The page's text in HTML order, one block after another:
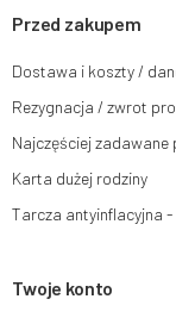
momencie bez
dokonano na
e-mail lub pisemnie
Więcej informacji:
Przed zakupem
Dostawa i koszty /
Rezygnacja / zwrot
Najczęściej zadawane
Karta dużej rodziny
Tarcza antyinflacyjna
Twoje konto